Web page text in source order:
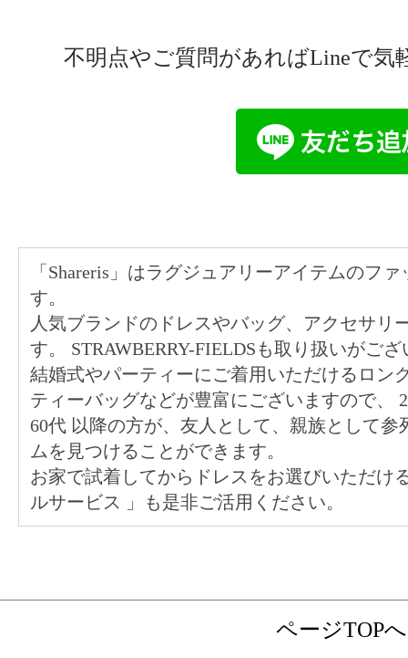
不明点やご質問があればLineで気
「Shareris」はラグジュアリーアイテムのフ
す。
人気ブランドのドレスやバッグ、アクセサリ
す。 STRAWBERRY-FIELDSも取り扱いがご
結婚式やパーティーにご着用いただけるロン
ティーバッグなどが豊富にございますので、
60代 以降の方が、友人として、親族として
ムを見つけることができます。
お家で試着してからドレスをお選びいただけ
ルサービス
」も是非ご活用ください。
ページTOPへ